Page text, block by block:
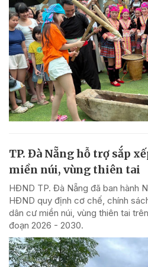
TP. Đà Nẵng hỗ trợ sắp
miền núi, vùng thiên tai
HĐND TP. Đà Nẵng đã ban hành
HĐND quy định cơ chế, chính
dân cư miền núi, vùng thiên tai
đoạn 2026 - 2030.